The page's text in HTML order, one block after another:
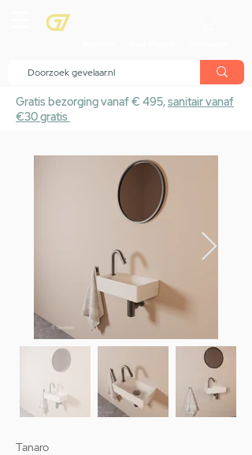
Gratis bezorging vanaf € 495,sanitair vanaf
€30 gratis
Tanaro